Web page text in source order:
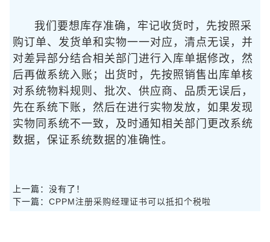
我们要想库存准确，牢记收货时，先按照采
购订单、发货单和实物一一对应，清点无误，并
对差异部分结合相关部门进行入库单据修改，然
后再做系统入账；出货时，先按照销售出库单核
对系统物料规则、批次、供应商、品质无误后，
先在系统下账，然后在进行实物发放，如果发现
实物同系统不一致，及时通知相关部门更改系统
数据，保证系统数据的准确性。
上一篇：没有了！
下一篇： CPPM注册采购经理证书可以抵扣个税啦